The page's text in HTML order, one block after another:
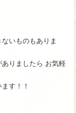
いものもありま
りましたら お気軽
す！！